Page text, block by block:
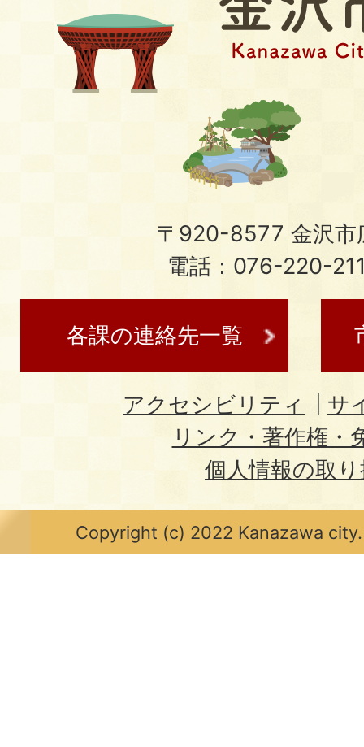
〒920-8577 金沢市
電話：076-220-
各課の連絡先一覧
アクセシビリティ
サ
リンク・著作権・
個人情報の取
Copyright (c) 2022 Kanazawa